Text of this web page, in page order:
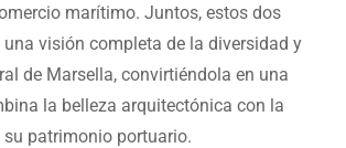
marítimo. Juntos, estos dos
una visión completa de la diversidad y
de Marsella, convirtiéndola en una
la belleza arquitectónica con la
patrimonio portuario.